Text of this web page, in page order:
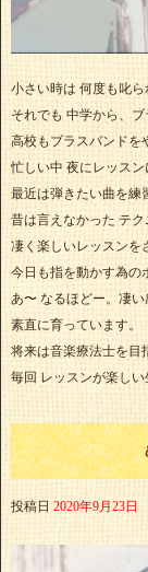
小さい時は 何度も叱
それでも 中学から、
高校もブラスバンドを
忙しい中 夜にレッスン
最近は弾きたい曲を練
昔は言えなかった テ
凄く楽しいレッスンを
今日も指を動かす為の
あ〜 なるほどー。凄い
素直に育っています。
将来は音楽療法士を目
投稿日 2020年9月23日